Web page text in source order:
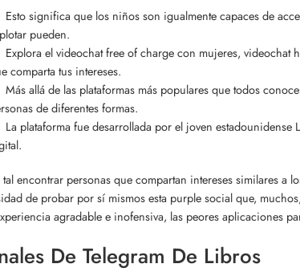
Esto significa que los niños son igualmente capaces de
pueden.
Explora el videochat free of charge con mujeres, videochat
comparta tus intereses.
Más allá de las plataformas más populares que todos
de diferentes formas.
La plataforma fue desarrollada por el joven
encontrar personas que compartan intereses similares a
de probar por sí mismos esta purple social que,
agradable e inofensiva, las peores aplicaciones
De Telegram De Libros